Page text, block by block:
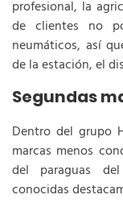
profesional, la
de clientes no
neumáticos, así
de la estación, el
Segundas
Dentro del grupo
marcas menos
del paraguas
conocidas